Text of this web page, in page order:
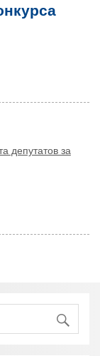
депутатов за